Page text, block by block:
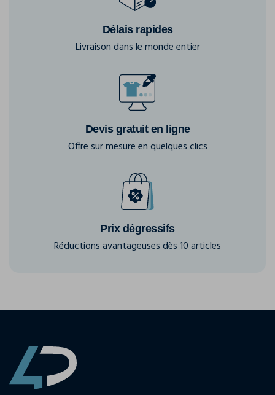
Délais rapides
Livraison dans le monde entier
Devis gratuit en ligne
Offre sur mesure en quelques clics
Prix dégressifs
Réductions avantageuses dès 10 articles